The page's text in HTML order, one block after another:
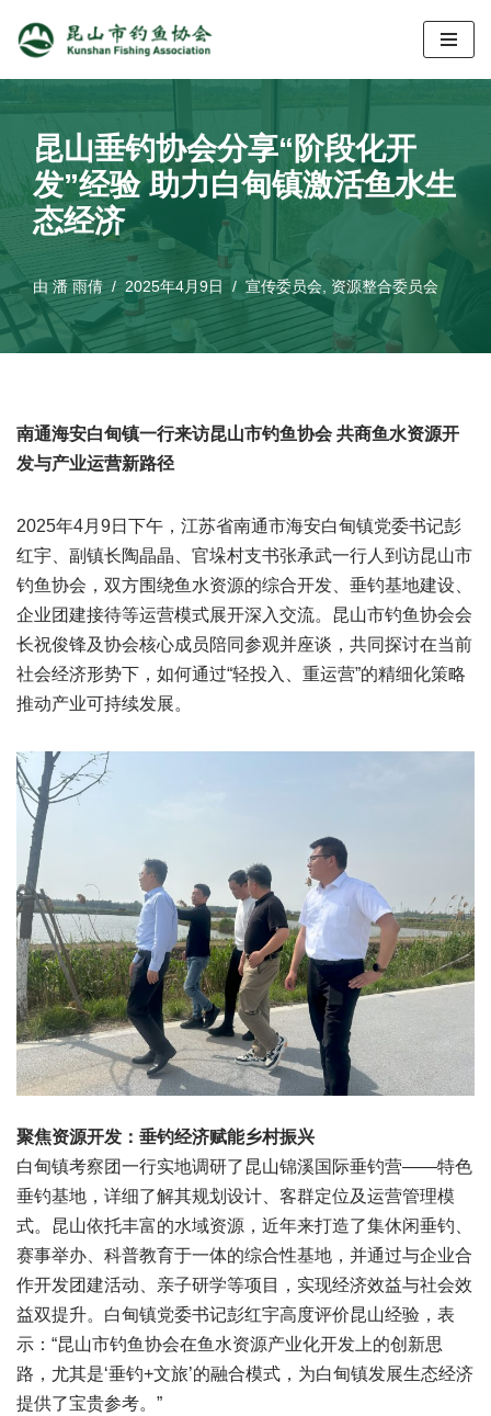
跳
昆山垂钓协会分享“阶段化开
发”经验 助力白甸镇激活鱼水生
态经济
由潘 雨倩 2025年4月9日 宣传委员会 资源整合委员会
南通海安白甸镇一行来访昆山市钓鱼协会 共商鱼水资源开
发与产业运营新路径
2025年4月9日下午，江苏省南通市海安白甸镇党委书记彭
红宇、副镇长陶晶晶、官垛村支书张承武一行人到访昆山市
钓鱼协会，双方围绕鱼水资源的综合开发、垂钓基地建设、
企业团建接待等运营模式展开深入交流。昆山市钓鱼协会会
长祝俊锋及协会核心成员陪同参观并座谈，共同探讨在当前
社会经济形势下，如何通过“轻投入、重运营”的精细化策略
推动产业可持续发展。
聚焦资源开发：垂钓经济赋能乡村振兴
白甸镇考察团一行实地调研了昆山锦溪国际垂钓营——特色
垂钓基地，详细了解其规划设计、客群定位及运营管理模
式。昆山依托丰富的水域资源，近年来打造了集休闲垂钓、
赛事举办、科普教育于一体的综合性基地，并通过与企业合
作开发团建活动、亲子研学等项目，实现经济效益与社会效
益双提升。白甸镇党委书记彭红宇高度评价昆山经验，表
示：“昆山市钓鱼协会在鱼水资源产业化开发上的创新思
路，尤其是‘垂钓+文旅’的融合模式，为白甸镇发展生态经济
提供了宝贵参考。”